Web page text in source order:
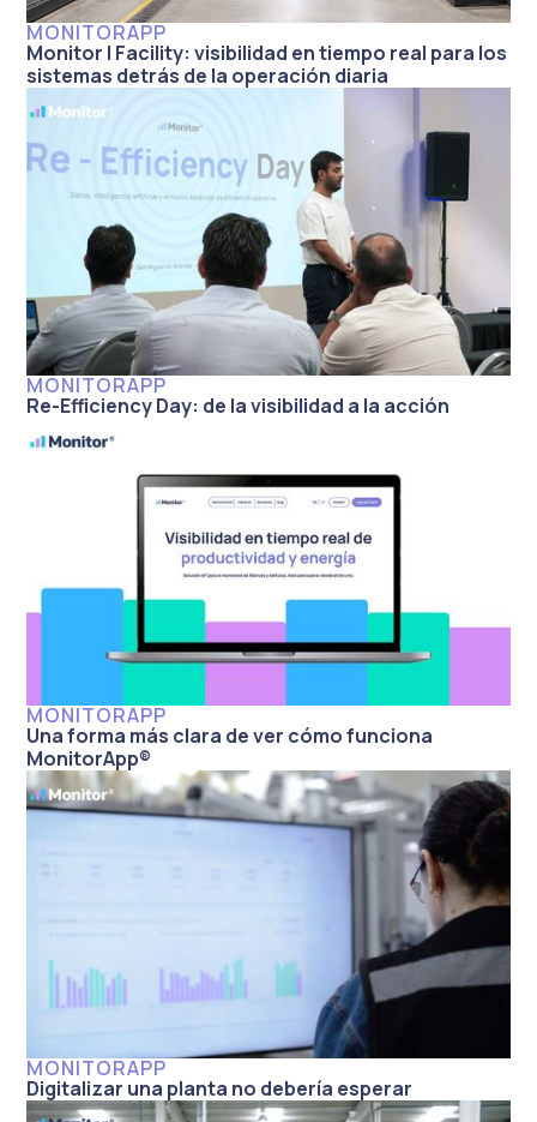
MONITORAPP
Monitor | Facility: visibilidad en tiempo real para los
sistemas detrás de la operación diaria
MONITORAPP
Re-Efficiency Day: de la visibilidad a la acción
MONITORAPP
Una forma más clara de ver cómo funciona
MonitorApp®
MONITORAPP
Digitalizar una planta no debería esperar